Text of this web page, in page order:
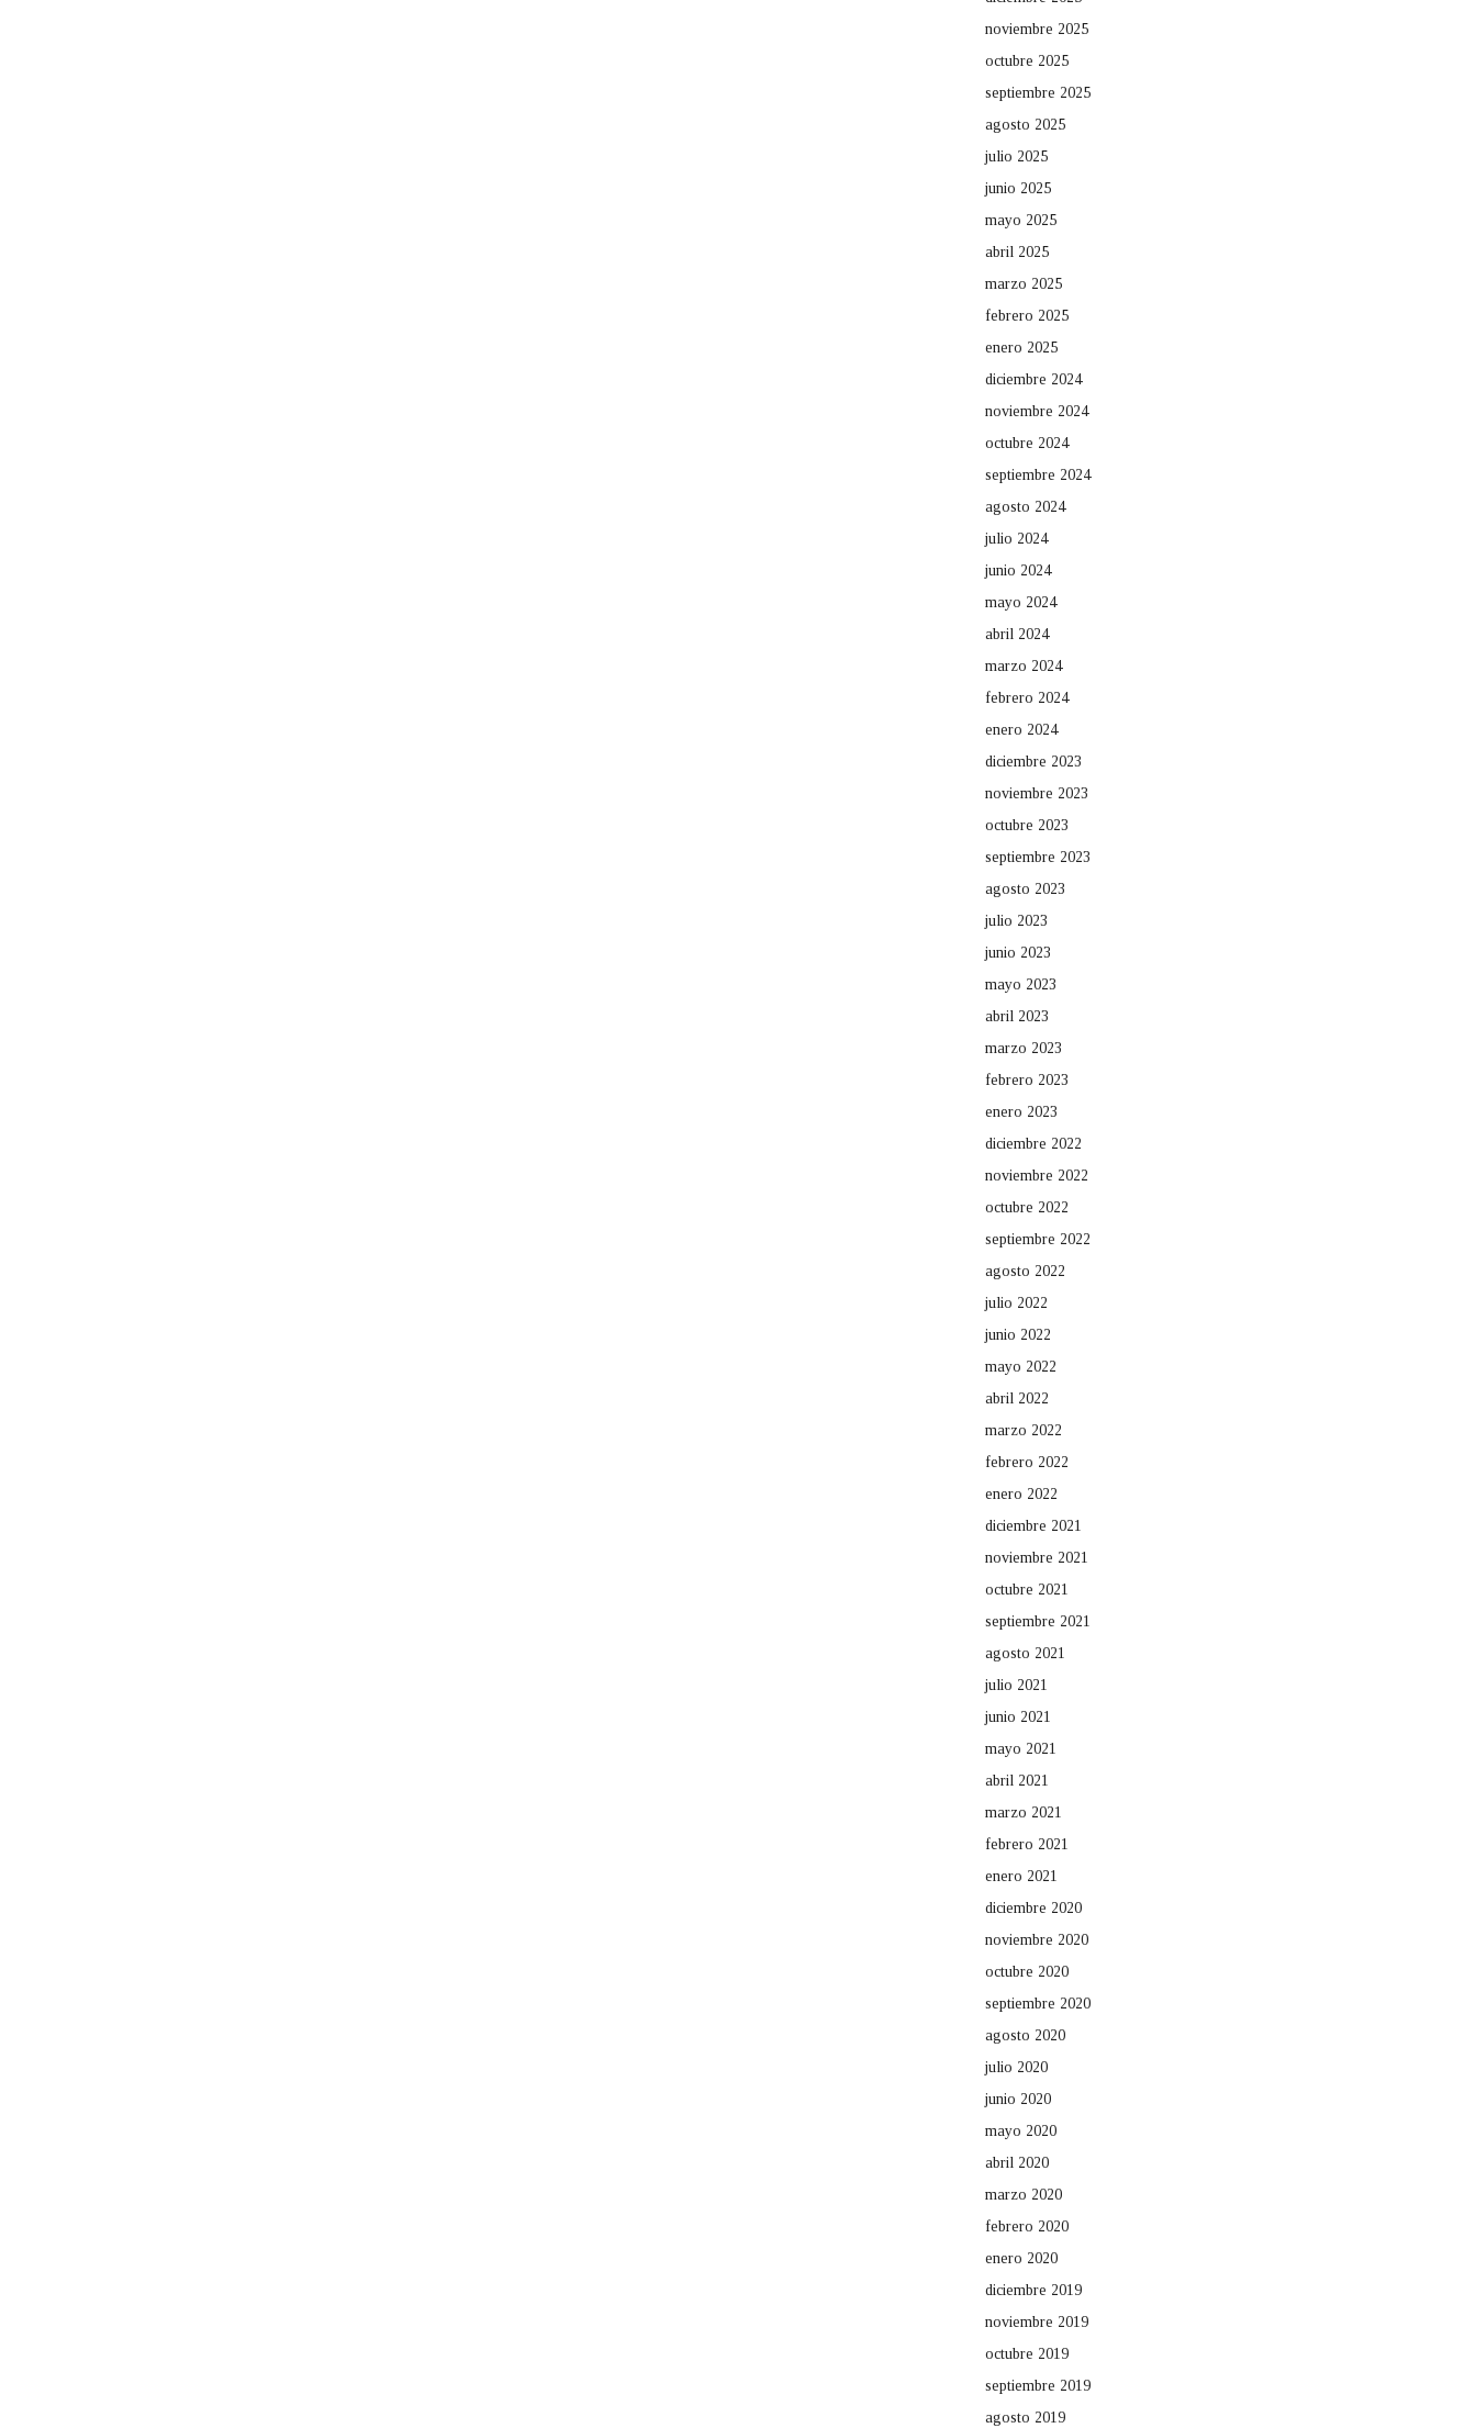
noviembre 2025
octubre 2025
septiembre 2025
agosto 2025
julio 2025
junio 2025
mayo 2025
abril 2025
marzo 2025
febrero 2025
enero 2025
diciembre 2024
noviembre 2024
octubre 2024
septiembre 2024
agosto 2024
julio 2024
junio 2024
mayo 2024
abril 2024
marzo 2024
febrero 2024
enero 2024
diciembre 2023
noviembre 2023
octubre 2023
septiembre 2023
agosto 2023
julio 2023
junio 2023
mayo 2023
abril 2023
marzo 2023
febrero 2023
enero 2023
diciembre 2022
noviembre 2022
octubre 2022
septiembre 2022
agosto 2022
julio 2022
junio 2022
mayo 2022
abril 2022
marzo 2022
febrero 2022
enero 2022
diciembre 2021
noviembre 2021
octubre 2021
septiembre 2021
agosto 2021
julio 2021
junio 2021
mayo 2021
abril 2021
marzo 2021
febrero 2021
enero 2021
diciembre 2020
noviembre 2020
octubre 2020
septiembre 2020
agosto 2020
julio 2020
junio 2020
mayo 2020
abril 2020
marzo 2020
febrero 2020
enero 2020
diciembre 2019
noviembre 2019
octubre 2019
septiembre 2019
agosto 2019